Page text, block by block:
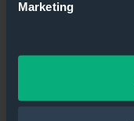
Marketing